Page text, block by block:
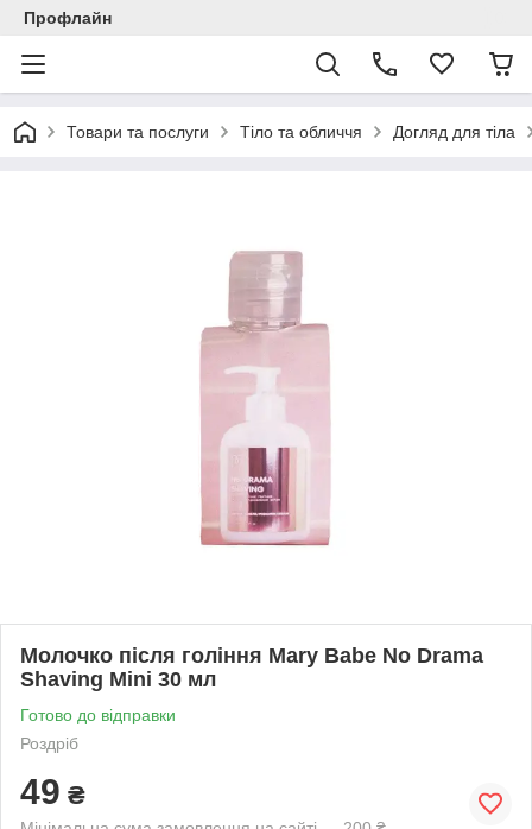
Профлайн
Товари та послуги Тіло та обличчя Догляд для тіла
Молочко після гоління Mary Babe No Drama
Shaving Mini 30 мл
Готово до відправки
Роздріб
49 ₴